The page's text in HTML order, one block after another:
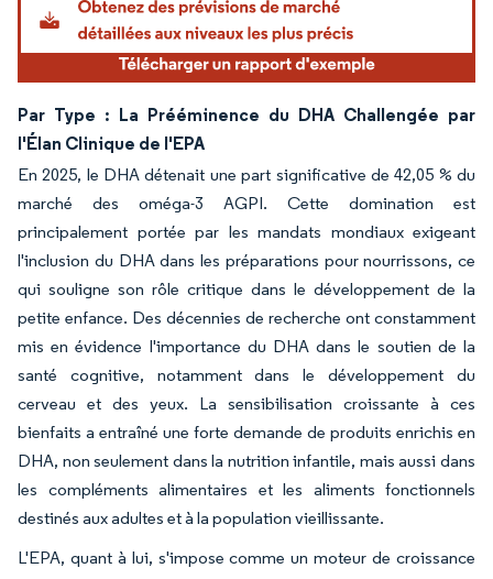
Par Type : La Prééminence du DHA Challengée par
l'Élan Clinique de l'EPA
En 2025, le DHA détenait une part significative de 42,05 % du
marché des oméga-3 AGPI. Cette domination est
principalement portée par les mandats mondiaux exigeant
l'inclusion du DHA dans les préparations pour nourrissons, ce
qui souligne son rôle critique dans le développement de la
petite enfance. Des décennies de recherche ont constamment
mis en évidence l'importance du DHA dans le soutien de la
santé cognitive, notamment dans le développement du
cerveau et des yeux. La sensibilisation croissante à ces
bienfaits a entraîné une forte demande de produits enrichis en
DHA, non seulement dans la nutrition infantile, mais aussi dans
les compléments alimentaires et les aliments fonctionnels
destinés aux adultes et à la population vieillissante.
L'EPA, quant à lui, s'impose comme un moteur de croissance